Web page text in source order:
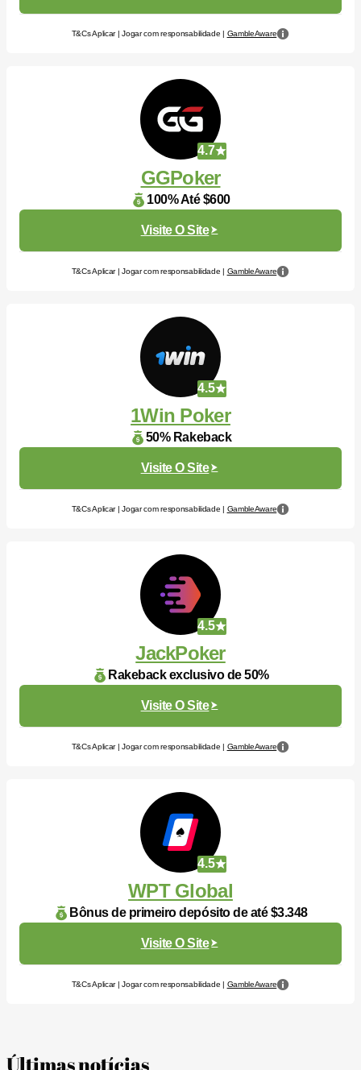
T&Cs Aplicar | Jogar com responsabilidade | GambleAware
4.7
GGPoker
100% Até $600
Visite O Site
T&Cs Aplicar | Jogar com responsabilidade | GambleAware
4.5
1Win Poker
50% Rakeback
Visite O Site
T&Cs Aplicar | Jogar com responsabilidade | GambleAware
4.5
JackPoker
Rakeback exclusivo de 50%
Visite O Site
T&Cs Aplicar | Jogar com responsabilidade | GambleAware
4.5
WPT Global
Bônus de primeiro depósito de até $3.348
Visite O Site
T&Cs Aplicar | Jogar com responsabilidade | GambleAware
Últimas notícias